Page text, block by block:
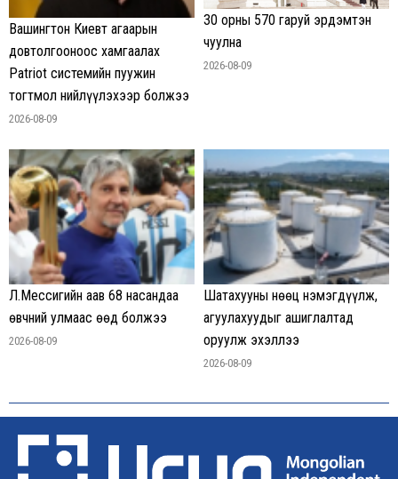
Вашингтон Киевт агаарын
довтолгооноос хамгаалах
Patriot системийн пуужин
тогтмол нийлүүлэхээр болжээ
2026-08-09
30 орны 570 гаруй эрдэмтэн
чуулна
2026-08-09
Л.Мессигийн аав 68 насандаа
өвчний улмаас өөд болжээ
2026-08-09
Шатахууны нөөц нэмэгдүүлж,
агуулахуудыг ашиглалтад
оруулж эхэллээ
2026-08-09